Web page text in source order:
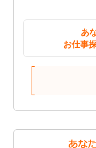
あ
お仕事